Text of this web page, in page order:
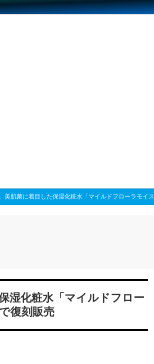
美肌菌に着目した保湿化粧水「マイルドフローラモイ
湿化粧水「マイルドフロー
復刻販売